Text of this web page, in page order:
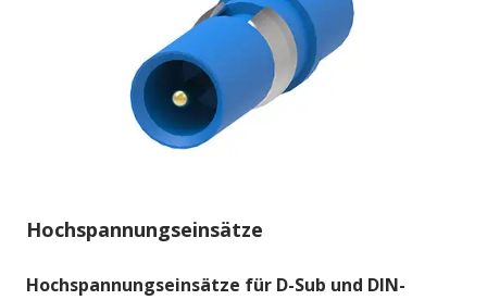
Hochspannungseinsätze
Hochspannungseinsätze für D-Sub und DIN-